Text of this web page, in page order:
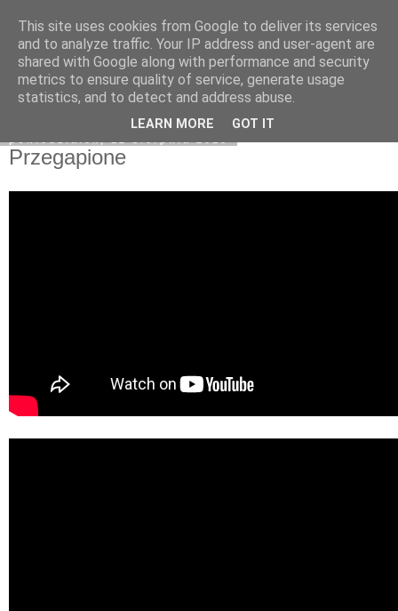
Na obrzeżach
Przegapione
This site uses cookies from Google to deliver its services
and to analyze traffic. Your IP address and user-agent are
shared with Google along with performance and security
metrics to ensure quality of service, generate usage
statistics, and to detect and address abuse.
LEARN MORE GOT IT